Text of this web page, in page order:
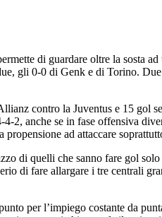
di guardare oltre la sosta
gli 0-0 di Genk e di Torino.
contro la Juventus e 15 gol
anche se in fase offensiva
ad attaccare
di quelli che sanno fare gol
di fare allargare i tre centrali
per l’impiego costante da